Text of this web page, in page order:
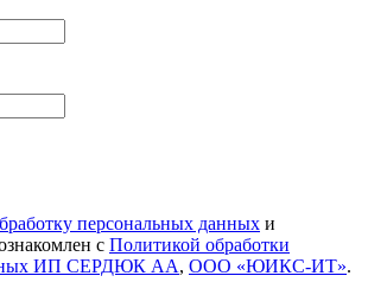
персональных данных и
с Политикой обработки
ИП СЕРДЮК АА, ООО «ЮИКС-ИТ».